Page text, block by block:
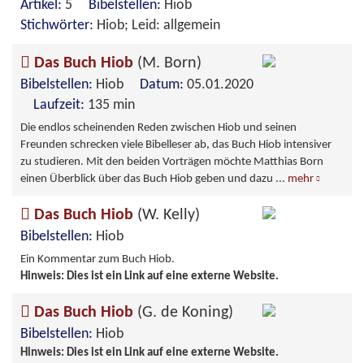
Artikel: 5 Bibelstellen: Hiob
Stichwörter: Hiob; Leid: allgemein
Das Buch Hiob (M. Born)
Bibelstellen: Hiob Datum: 05.01.2020
Laufzeit: 135 min
Die endlos scheinenden Reden zwischen Hiob und seinen
Freunden schrecken viele Bibelleser ab, das Buch Hiob intensiver
zu studieren. Mit den beiden Vorträgen möchte Matthias Born
einen Überblick über das Buch Hiob geben und dazu ... mehr
Das Buch Hiob (W. Kelly)
Bibelstellen: Hiob
Ein Kommentar zum Buch Hiob.
Hinweis: Dies ist ein Link auf eine externe Website.
Das Buch Hiob (G. de Koning)
Bibelstellen: Hiob
Hinweis: Dies ist ein Link auf eine externe Website.